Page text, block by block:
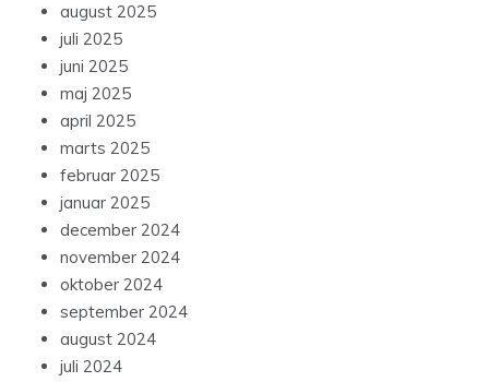
august 2025
juli 2025
juni 2025
maj 2025
april 2025
marts 2025
februar 2025
januar 2025
december 2024
november 2024
oktober 2024
september 2024
august 2024
juli 2024